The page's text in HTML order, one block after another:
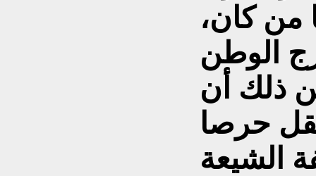
من كان،
الوطن
ذلك أن
حرصا
الشيعة